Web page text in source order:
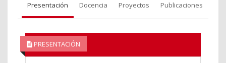
Presentación Docencia Proyectos Publicaciones
PRESENTACIÓN